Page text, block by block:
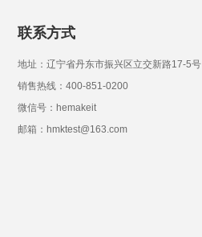
联系方式
地址：辽宁省丹东市振兴区立交新路17-5号
销售热线：400-851-0200
微信号：hemakeit
邮箱：hmktest@163.com